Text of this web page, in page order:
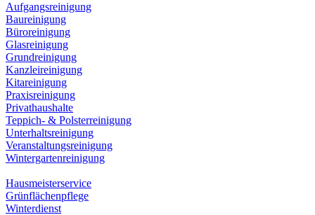
Aufgangsreinigung
Baureinigung
Büroreinigung
Glasreinigung
Grundreinigung
Kanzleireinigung
Kitareinigung
Praxisreinigung
Privathaushalte
Teppich- & Polsterreinigung
Unterhaltsreinigung
Veranstaltungsreinigung
Wintergartenreinigung
Hausmeisterservice
Grünflächenpflege
Winterdienst